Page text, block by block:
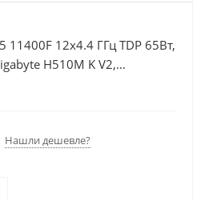
11400F 12x4.4 ГГц TDP 65Вт,
H510M K V2,
Память DDR4 32Gb,
Нашли дешевле?